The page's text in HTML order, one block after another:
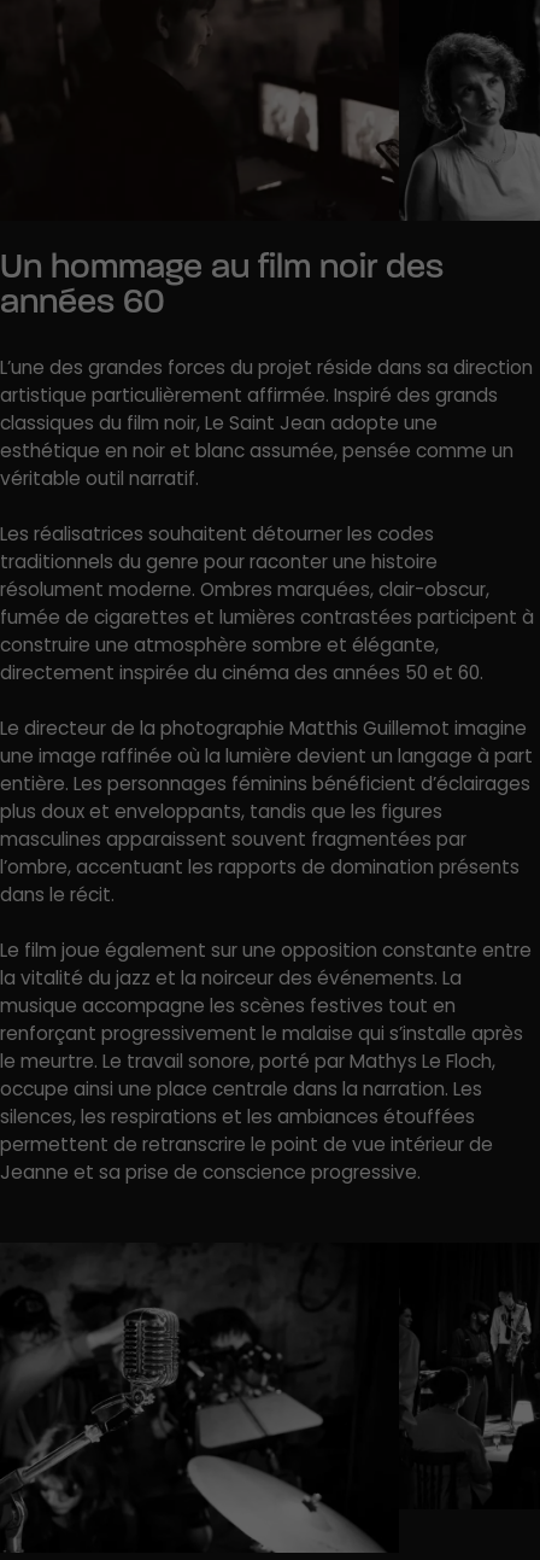
Un hommage au film noir des
années 60
L’une des grandes forces du projet réside dans sa direction
artistique particulièrement affirmée. Inspiré des grands
classiques du film noir, Le Saint Jean adopte une
esthétique en noir et blanc assumée, pensée comme un
véritable outil narratif.
Les réalisatrices souhaitent détourner les codes
traditionnels du genre pour raconter une histoire
résolument moderne. Ombres marquées, clair-obscur,
fumée de cigarettes et lumières contrastées participent à
construire une atmosphère sombre et élégante,
directement inspirée du cinéma des années 50 et 60.
Le directeur de la photographie Matthis Guillemot imagine
une image raffinée où la lumière devient un langage à part
entière. Les personnages féminins bénéficient d’éclairages
plus doux et enveloppants, tandis que les figures
masculines apparaissent souvent fragmentées par
l’ombre, accentuant les rapports de domination présents
dans le récit.
Le film joue également sur une opposition constante entre
la vitalité du jazz et la noirceur des événements. La
musique accompagne les scènes festives tout en
renforçant progressivement le malaise qui s’installe après
le meurtre. Le travail sonore, porté par Mathys Le Floch,
occupe ainsi une place centrale dans la narration. Les
silences, les respirations et les ambiances étouffées
permettent de retranscrire le point de vue intérieur de
Jeanne et sa prise de conscience progressive.